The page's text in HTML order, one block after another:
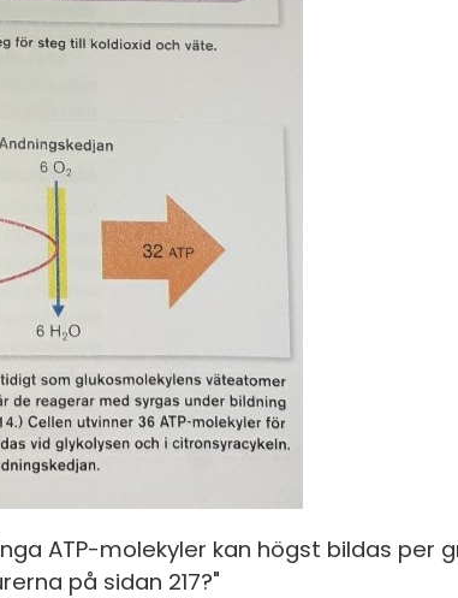
ATP-molekyler kan högst bildas per
på sidan 217?"